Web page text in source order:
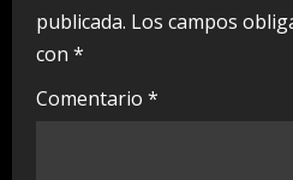
R
e
publicada. Los campos
con *
Comentario *